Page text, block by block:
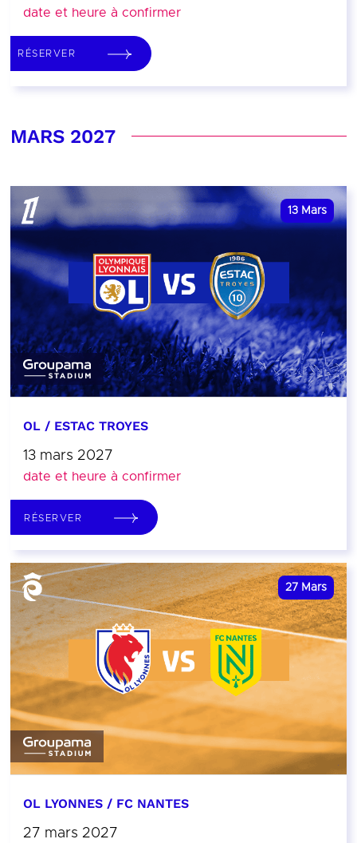
date et heure à confirmer
RÉSERVER
MARS 2027
13 Mars
OL / ESTAC TROYES
13 mars 2027
date et heure à confirmer
RÉSERVER
27 Mars
OL LYONNES / FC NANTES
27 mars 2027